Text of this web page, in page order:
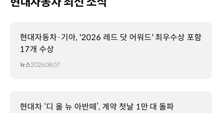
현대자동차·기아, '2026 레드 닷 어워드' 최우수상 포함
17개 수상
뉴스2026.08.07
현대차 ‘디 올 뉴 아반떼’, 계약 첫날 1만 대 돌파